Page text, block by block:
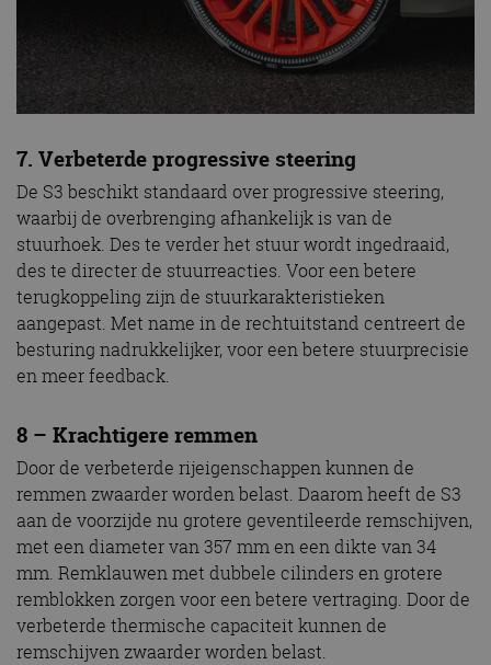
7. Verbeterde progressive steering
De S3 beschikt standaard over progressive steering,
waarbij de overbrenging afhankelijk is van de
stuurhoek. Des te verder het stuur wordt ingedraaid,
des te directer de stuurreacties. Voor een betere
terugkoppeling zijn de stuurkarakteristieken
aangepast. Met name in de rechtuitstand centreert de
besturing nadrukkelijker, voor een betere stuurprecisie
en meer feedback.
8 – Krachtigere remmen
Door de verbeterde rijeigenschappen kunnen de
remmen zwaarder worden belast. Daarom heeft de S3
aan de voorzijde nu grotere geventileerde remschijven,
met een diameter van 357 mm en een dikte van 34
mm. Remklauwen met dubbele cilinders en grotere
remblokken zorgen voor een betere vertraging. Door de
verbeterde thermische capaciteit kunnen de
remschijven zwaarder worden belast.